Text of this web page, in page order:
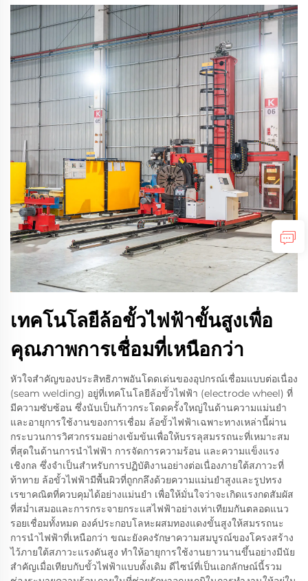
เทคโนโลยีล้อขั้วไฟฟ้าขั้นสูงเพื่อ
คุณภาพการเชื่อมที่เหนือกว่า
หัวใจสำคัญของประสิทธิภาพอันโดดเด่นของอุปกรณ์เชื่อมแบบต่อเนื่อง
(seam welding) อยู่ที่เทคโนโลยีล้อขั้วไฟฟ้า (electrode wheel) ที่
มีความซับซ้อน ซึ่งนับเป็นก้าวกระโดดครั้งใหญ่ในด้านความแม่นยำ
และอายุการใช้งานของการเชื่อม ล้อขั้วไฟฟ้าเฉพาะทางเหล่านี้ผ่าน
กระบวนการวิศวกรรมอย่างเข้มข้นเพื่อให้บรรลุสมรรถนะที่เหมาะสม
ที่สุดในด้านการนำไฟฟ้า การจัดการความร้อน และความแข็งแรง
เชิงกล ซึ่งจำเป็นสำหรับการปฏิบัติงานอย่างต่อเนื่องภายใต้สภาวะที่
ท้าทาย ล้อขั้วไฟฟ้ามีพื้นผิวที่ถูกกลึงด้วยความแม่นยำสูงและรูปทรง
เรขาคณิตที่ควบคุมได้อย่างแม่นยำ เพื่อให้มั่นใจว่าจะเกิดแรงกดสัมผัส
ที่สม่ำเสมอและการกระจายกระแสไฟฟ้าอย่างเท่าเทียมกันตลอดแนว
รอยเชื่อมทั้งหมด องค์ประกอบโลหะผสมทองแดงขั้นสูงให้สมรรถนะ
การนำไฟฟ้าที่เหนือกว่า ขณะยังคงรักษาความสมบูรณ์ของโครงสร้าง
ไว้ภายใต้สภาวะแรงดันสูง ทำให้อายุการใช้งานยาวนานขึ้นอย่างมีนัย
สำคัญเมื่อเทียบกับขั้วไฟฟ้าแบบดั้งเดิม ดีไซน์ที่เป็นเอกลักษณ์นี้รวม